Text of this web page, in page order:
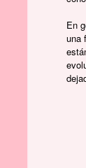
En
una